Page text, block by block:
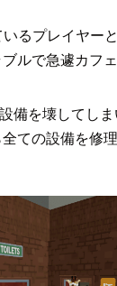
るプレイヤー
ルで急遽カフ
備を壊してし
全ての設備を修